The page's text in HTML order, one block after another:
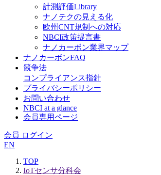
計測評価Library
ナノテクの見える化
欧州CNT規制への対応
NBCI政策提言書
ナノカーボン業界マップ
ナノカーボンFAQ
競争法
コンプライアンス指針
プライバシーポリシー
お問い合わせ
NBCI at a glance
会員専用ページ
会員 ログイン
EN
TOP
IoTセンサ分科会